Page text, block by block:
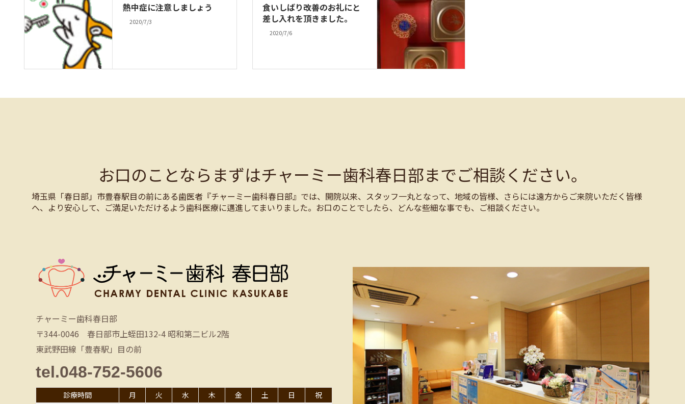
熱中症に注意しましょう
2020/7/3
食いしばり改善のお礼にと
差し入れを頂きました。
2020/7/6
お口のことならまずはチャーミー歯科春日部までご相談ください。
埼玉県「春日部」市豊春駅目の前にある歯医者『チャーミー歯科春日部』では、開院以来、スタッフ一丸となって、地域の皆様、さらには遠方からご来院いただく皆様
へ、より安心して、ご満足いただけるよう歯科医療に邁進してまいりました。お口のことでしたら、どんな些細な事でも、ご相談ください。
チャーミー歯科春日部
〒344-0046 春日部市上蛭田132-4 昭和第二ビル2階
東武野田線「豊春駅」目の前
tel.048-752-5606
診療時間 月 火 水 木 金 土 日
祝